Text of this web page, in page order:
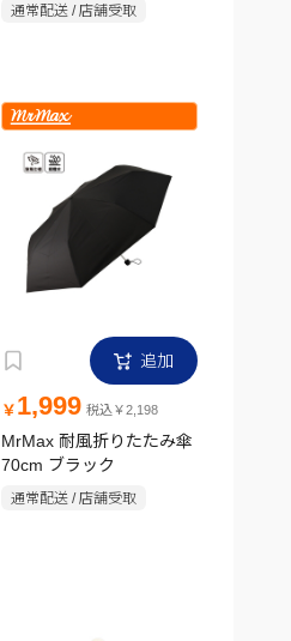
通常配送 / 店舗受取
追加
￥ 1,999 税込￥2,198
MrMax 耐風折りたたみ傘
70cm ブラック
通常配送 / 店舗受取